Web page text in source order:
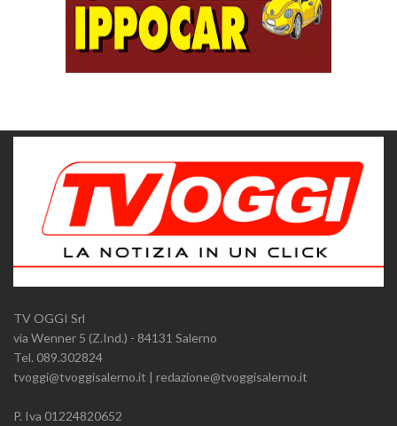
TV OGGI Srl
via Wenner 5 (Z.Ind.) - 84131 Salerno
Tel. 089.302824
tvoggi@tvoggisalerno.it | redazione@tvoggisalerno.it
P. Iva 01224820652